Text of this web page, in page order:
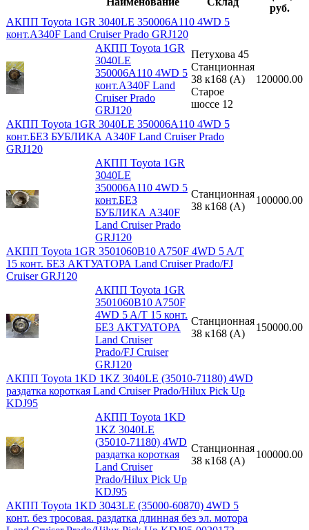
руб.
АКПП Toyota 1GR 3040LE 350006A110 4WD 5
конт.A340F Land Cruiser Prado GRJ120
АКПП Toyota 1GR
3040LE
350006A110 4WD 5
конт.A340F Land
Cruiser Prado
GRJ120
Петухова 45
Станционная
38 к168 (A)
Старое
шоссе 12
120000.00
АКПП Toyota 1GR 3040LE 350006A110 4WD 5
конт.БЕЗ БУБЛИКА A340F Land Cruiser Prado
GRJ120
АКПП Toyota 1GR
3040LE
350006A110 4WD 5
конт.БЕЗ
БУБЛИКА A340F
Land Cruiser Prado
GRJ120
Станционная
38 к168 (A)
100000.00
АКПП Toyota 1GR 3501060B10 A750F 4WD 5 A/T
15 конт. БЕЗ АКТУАТОРА Land Cruiser Prado/FJ
Cruiser GRJ120
АКПП Toyota 1GR
3501060B10 A750F
4WD 5 A/T 15 конт.
БЕЗ АКТУАТОРА
Land Cruiser
Prado/FJ Cruiser
GRJ120
Станционная
38 к168 (A)
150000.00
АКПП Toyota 1KD 1KZ 3040LE (35010-71180) 4WD
раздатка короткая Land Cruiser Prado/Hilux Pick Up
KDJ95
АКПП Toyota 1KD
1KZ 3040LE
(35010-71180) 4WD
раздатка короткая
Land Cruiser
Prado/Hilux Pick Up
KDJ95
Станционная
38 к168 (A)
100000.00
АКПП Toyota 1KD 3043LE (35000-60870) 4WD 5
конт. без тросовая. раздатка длинная без эл. мотора